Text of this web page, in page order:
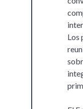
Los